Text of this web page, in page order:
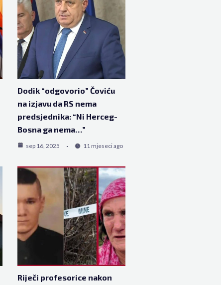
Dodik “odgovorio” Čoviću
na izjavu da RS nema
predsjednika: “Ni Herceg-
Bosna ga nema…”
sep 16, 2025 11 mjeseci ago
Riječi profesorice nakon